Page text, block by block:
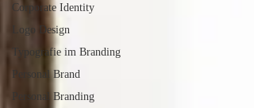
Corporate Identity
Logo Design
Typografie im Branding
Personal Brand
Personal Branding